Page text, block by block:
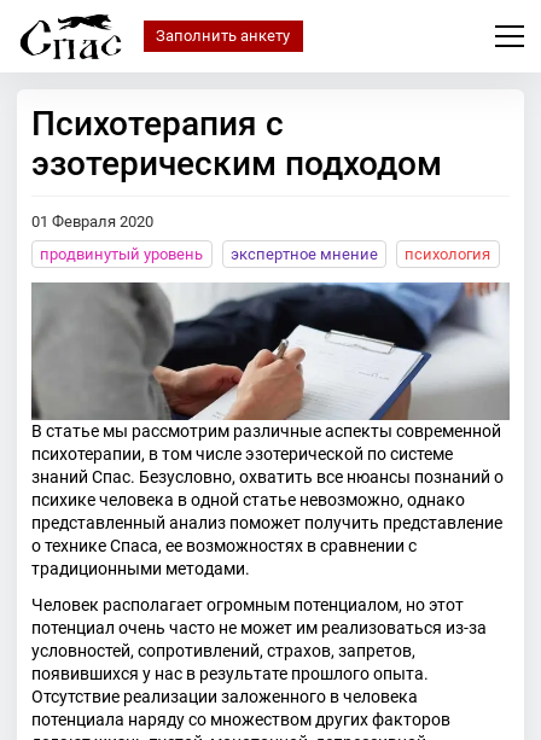
Заполнить анкету
Психотерапия с
эзотерическим подходом
01 Февраля 2020
продвинутый уровень
экспертное мнение психология
В статье мы рассмотрим различные аспекты современной
психотерапии, в том числе эзотерической по системе
знаний Спас. Безусловно, охватить все нюансы познаний о
психике человека в одной статье невозможно, однако
представленный анализ поможет получить представление
о технике Спаса, ее возможностях в сравнении с
традиционными методами.
Человек располагает огромным потенциалом, но этот
потенциал очень часто не может им реализоваться из-за
условностей, сопротивлений, страхов, запретов,
появившихся у нас в результате прошлого опыта.
Отсутствие реализации заложенного в человека
потенциала наряду со множеством других факторов